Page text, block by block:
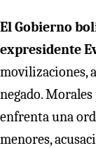
El Gobierno
expresidente
movilizaciones,
negado.
enfrenta una
menores,